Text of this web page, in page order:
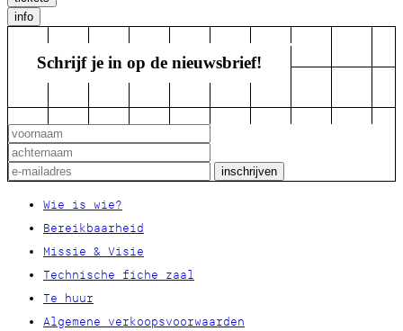
info
Schrijf je in op de nieuwsbrief!
Wie is wie?
Bereikbaarheid
Missie & Visie
Technische fiche zaal
Te huur
Algemene verkoopsvoorwaarden